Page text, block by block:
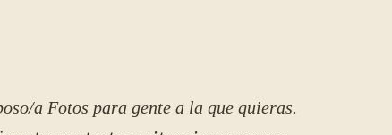
a Fotos para gente a la que quieras.